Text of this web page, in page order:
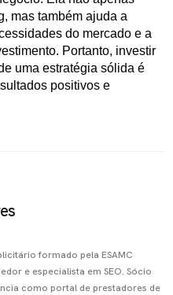
mas também ajuda a
do mercado e a
Portanto, investir
uma estratégia sólida é
positivos e
formado pela ESAMC
e especialista em SEO. Sócio
como portal de prestadores de